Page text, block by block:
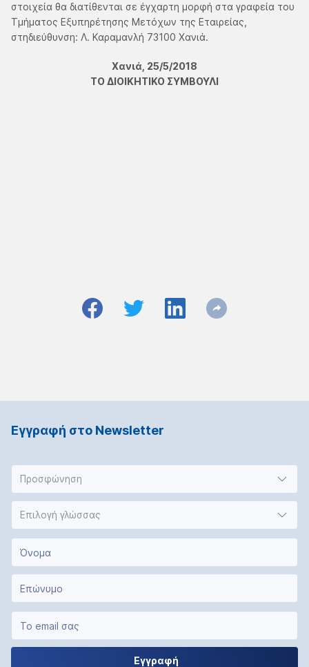
στοιχεία θα διατίθενται σε έγχαρτη μορφή στα γραφεία του
Τμήματος Εξυπηρέτησης Μετόχων της Εταιρείας,
στηδιεύθυνση: Λ. Καραμανλή 73100 Χανιά.
Χανιά, 25/5/2018
ΤΟ ΔΙΟΙΚΗΤΙΚΟ ΣΥΜΒΟΥΛΙ
Εγγραφή στο Νewsletter
Προσφώνηση
Επιλογή γλώσσας
Εγγραφή